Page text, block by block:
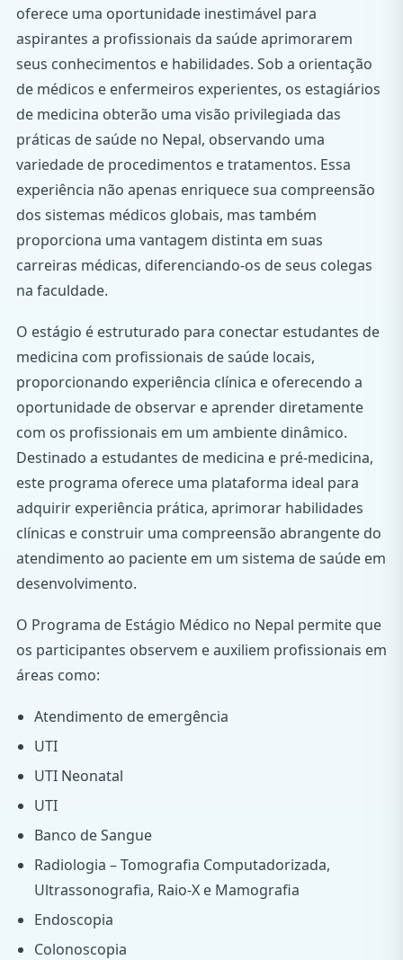
oferece uma oportunidade inestimável para
aspirantes a profissionais da saúde aprimorarem
seus conhecimentos e habilidades. Sob a orientação
de médicos e enfermeiros experientes, os estagiários
de medicina obterão uma visão privilegiada das
práticas de saúde no Nepal, observando uma
variedade de procedimentos e tratamentos. Essa
experiência não apenas enriquece sua compreensão
dos sistemas médicos globais, mas também
proporciona uma vantagem distinta em suas
carreiras médicas, diferenciando-os de seus colegas
na faculdade.
O estágio é estruturado para conectar estudantes de
medicina com profissionais de saúde locais,
proporcionando experiência clínica e oferecendo a
oportunidade de observar e aprender diretamente
com os profissionais em um ambiente dinâmico.
Destinado a estudantes de medicina e pré-medicina,
este programa oferece uma plataforma ideal para
adquirir experiência prática, aprimorar habilidades
clínicas e construir uma compreensão abrangente do
atendimento ao paciente em um sistema de saúde em
desenvolvimento.
O Programa de Estágio Médico no Nepal permite que
os participantes observem e auxiliem profissionais em
áreas como:
Atendimento de emergência
UTI
UTI Neonatal
UTI
Banco de Sangue
Radiologia – Tomografia Computadorizada,
Ultrassonografia, Raio-X e Mamografia
Endoscopia
Colonoscopia